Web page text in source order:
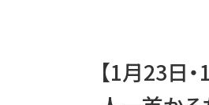
【1月23日